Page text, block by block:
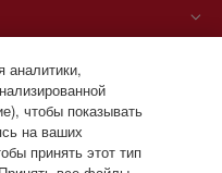
чтобы показывать
на ваших
принять этот тип